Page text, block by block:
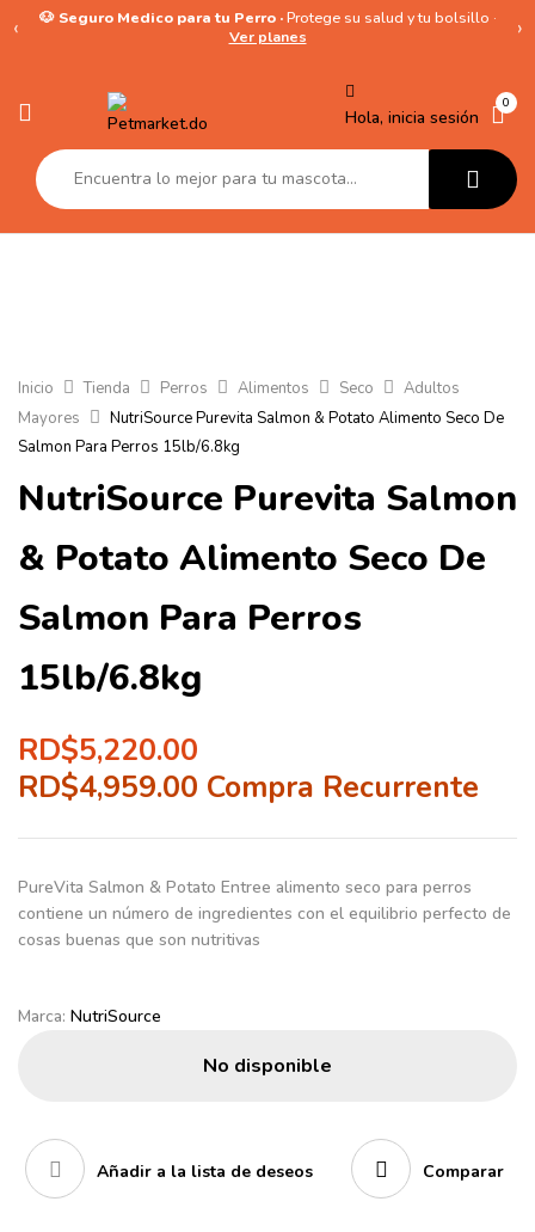
‹ 🐶 Seguro Medico para tu Perro ·Protege su salud y tu bolsillo ·
Ver planes
›
Hola, inicia sesión
0
Inicio Tienda Perros Alimentos Seco
Adultos
Mayores
NutriSource Purevita Salmon & Potato Alimento Seco De
Salmon Para Perros 15lb/6.8kg
NutriSource Purevita Salmon
& Potato Alimento Seco De
Salmon Para Perros
15lb/6.8kg
RD$5,220.00
RD$4,959.00 Compra Recurrente
PureVita Salmon & Potato Entree alimento seco para perros
contiene un número de ingredientes con el equilibrio perfecto de
cosas buenas que son nutritivas
Marca: NutriSource
No disponible
Añadir a la lista de deseos Comparar